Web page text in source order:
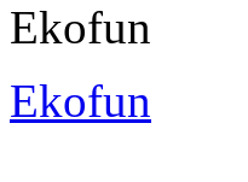
Ekofun
Ekofun